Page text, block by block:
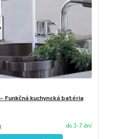
Funkčná kuchynská batéria
do 3-7 dní